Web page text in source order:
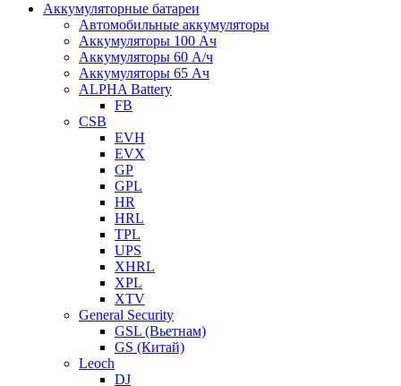
Аккумуляторные батареи
Автомобильные аккумуляторы
Аккумуляторы 100 Ач
Аккумуляторы 60 А/ч
Аккумуляторы 65 Ач
ALPHA Battery
FB
CSB
EVH
EVX
GP
GPL
HR
HRL
TPL
UPS
XHRL
XPL
XTV
General Security
GSL (Вьетнам)
GS (Китай)
Leoch
DJ